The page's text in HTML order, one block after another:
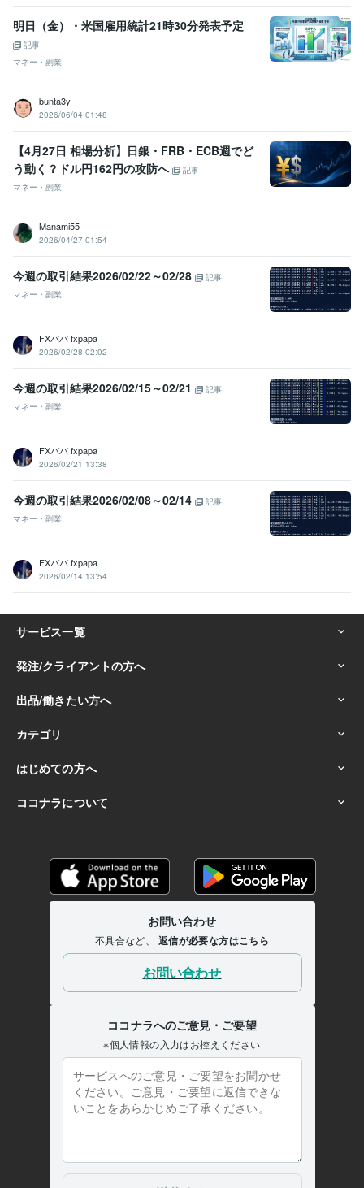
明日（金）・米国雇用統計21時30分発表予定
記事
マネー・副業
bunta3y
2026/06/04 01:48
【4月27日 相場分析】日銀・FRB・ECB週でど
う動く？ドル円162円の攻防へ
記事
マネー・副業
Manami55
2026/04/27 01:54
今週の取引結果2026/02/22～02/28
記事
マネー・副業
FXパパ fxpapa
2026/02/28 02:02
今週の取引結果2026/02/15～02/21
記事
マネー・副業
FXパパ fxpapa
2026/02/21 13:38
今週の取引結果2026/02/08～02/14
記事
マネー・副業
FXパパ fxpapa
2026/02/14 13:54